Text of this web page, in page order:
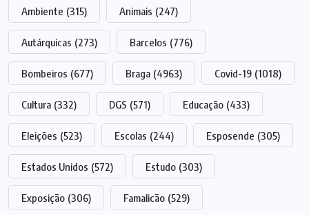
Ambiente (315) Animais (247)
Autárquicas (273) Barcelos (776)
Bombeiros (677) Braga (4963) Covid-19 (1018)
Cultura (332) DGS (571) Educação (433)
Eleições (523) Escolas (244) Esposende (305)
Estados Unidos (572) Estudo (303)
Exposição (306) Famalicão (529)